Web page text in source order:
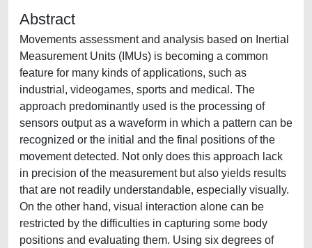
Abstract
Movements assessment and analysis based on Inertial
Measurement Units (IMUs) is becoming a common
feature for many kinds of applications, such as
industrial, videogames, sports and medical. The
approach predominantly used is the processing of
sensors output as a waveform in which a pattern can be
recognized or the initial and the final positions of the
movement detected. Not only does this approach lack
in precision of the measurement but also yields results
that are not readily understandable, especially visually.
On the other hand, visual interaction alone can be
restricted by the difficulties in capturing some body
positions and evaluating them. Using six degrees of